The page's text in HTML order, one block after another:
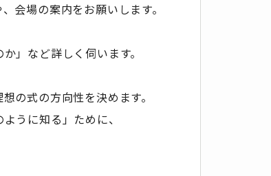
会場の案内をお願いします。
」など詳しく伺います。
の式の方向性を決めます。
うに知る」ために、